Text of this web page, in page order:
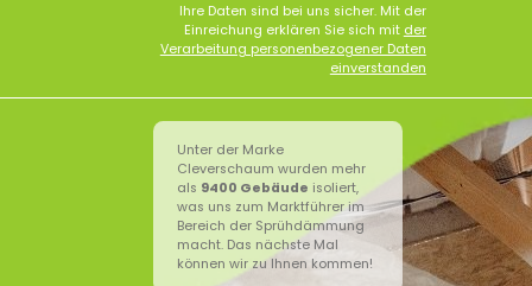
Ihre Daten sind bei uns sicher. Mit der
Einreichung erklären Sie sich mit der
Verarbeitung personenbezogener Daten
einverstanden
Unter der Marke
Cleverschaum wurden mehr
als 9400 Gebäude isoliert,
was uns zum Marktführer im
Bereich der Sprühdämmung
macht. Das nächste Mal
können wir zu Ihnen kommen!